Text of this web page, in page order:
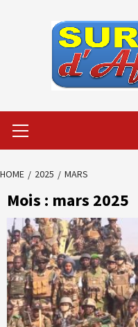
Menu
HOME 2025 MARS
Mois : mars 2025